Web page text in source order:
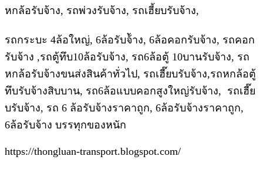
หกล้อรับจ้าง, รถพ่วงรับจ้าง, รถเฮี้ยบรับจ้าง,
รถกระบะ 4ล้อใหญ่, 6ล้อรับจ้ัาง, 6ล้อคอกรับจ้าง, รถคอก
รับจ้าง ,รถตู้ทึบ10ล้อรับจ้าง, รถ6ล้อตู้ 10บานรับจ้าง, รถ
หกล้อรับจ้างขนส่งสินค้าทั่วไป, รถเฮี๊ยบรับจ้าง,รถหกล้อตู้
ทึบรับจ้างสิบบาน, รถ6ล้อแบบคอกสูงใหญ่รับจ้าง, รถเฮี๊ย
บรับจ้าง, รถ 6 ล้อรับจ้างราคาถูก, 6ล้อรับจ้างราคาถูก,
6ล้อรับจ้าง บรรทุกของหนัก
https://thongluan-transport.blogspot.com/